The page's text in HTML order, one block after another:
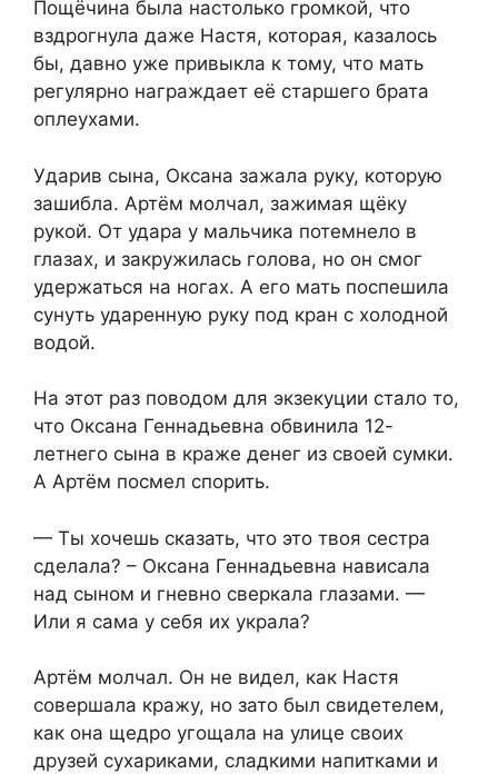
Пощёчина была настолько громкой, что
вздрогнула даже Настя, которая, казалось
бы, давно уже привыкла к тому, что мать
регулярно награждает её старшего брата
оплеухами.
Ударив сына, Оксана зажала руку, которую
зашибла. Артём молчал, зажимая щёку
рукой. От удара у мальчика потемнело в
глазах, и закружилась голова, но он смог
удержаться на ногах. А его мать поспешила
сунуть ударенную руку под кран с холодной
водой.
На этот раз поводом для экзекуции стало то,
что Оксана Геннадьевна обвинила 12-
летнего сына в краже денег из своей сумки.
А Артём посмел спорить.
— Ты хочешь сказать, что это твоя сестра
сделала? – Оксана Геннадьевна нависала
над сыном и гневно сверкала глазами. —
Или я сама у себя их украла?
Артём молчал. Он не видел, как Настя
совершала кражу, но зато был свидетелем,
как она щедро угощала на улице своих
друзей сухариками, сладкими напитками и